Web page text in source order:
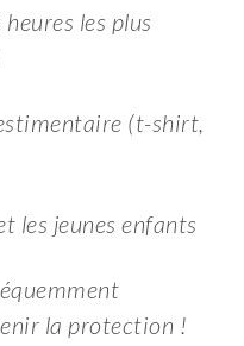
les plus
(t-shirt,
les jeunes enfants
la protection !